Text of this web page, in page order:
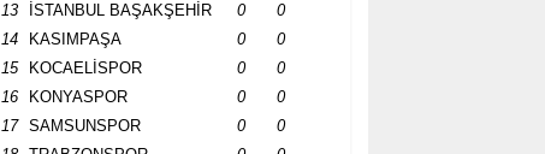
13
İSTANBUL BAŞAKŞEHİR 0
0
14
KASIMPAŞA 0
0
15
KOCAELİSPOR 0
0
16
KONYASPOR 0
0
17
SAMSUNSPOR 0
0